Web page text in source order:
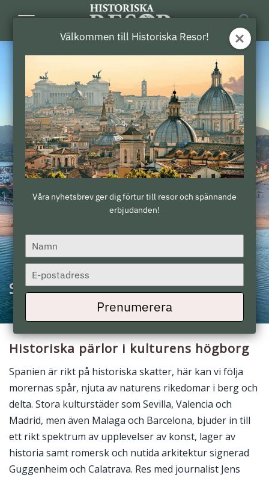
Spanien
Historiska pärlor i kulturens högborg
Spanien är rikt på historiska skatter, här kan vi följa
morernas spår, njuta av naturens rikedomar i berg och
delta. Stora kulturstäder som Sevilla, Valencia och
Madrid, men även Malaga och Barcelona, bjuder in till
ett rikt spektrum av upplevelser av konst, lager av
historia samt romersk och nutida arkitektur signerad
Guggenheim och Calatrava. Res med journalist Jens
Välkommen till Historiska Resor!
Våra nyhetsbrev ger dig förtur till resor och spännande
erbjudanden!
Type
your
name
Type
your
email
Prenumerera